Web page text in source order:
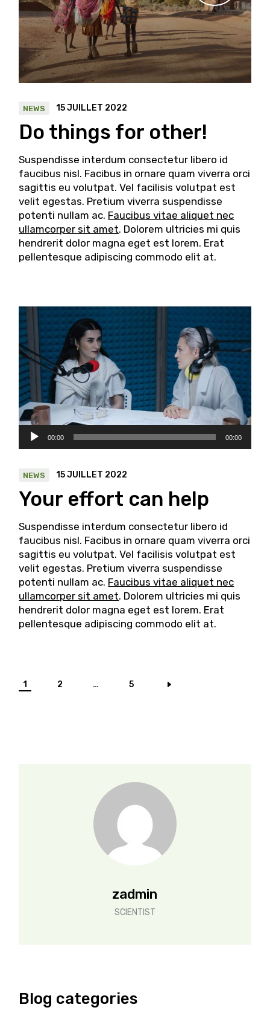
NEWS 15 JUILLET 2022
Do things for other!
Suspendisse interdum consectetur libero id
faucibus nisl. Facibus in ornare quam viverra orci
sagittis eu volutpat. Vel facilisis volutpat est
velit egestas. Pretium viverra suspendisse
potenti nullam ac. Faucibus vitae aliquet nec
ullamcorper sit amet. Dolorem ultricies mi quis
hendrerit dolor magna eget est lorem. Erat
pellentesque adipiscing commodo elit at.
Lecteur
audio
00:00 00:00
NEWS 15 JUILLET 2022
Your effort can help
Suspendisse interdum consectetur libero id
faucibus nisl. Facibus in ornare quam viverra orci
sagittis eu volutpat. Vel facilisis volutpat est
velit egestas. Pretium viverra suspendisse
potenti nullam ac. Faucibus vitae aliquet nec
ullamcorper sit amet. Dolorem ultricies mi quis
hendrerit dolor magna eget est lorem. Erat
pellentesque adipiscing commodo elit at.
1 2 … 5
zadmin
SCIENTIST
Blog categories